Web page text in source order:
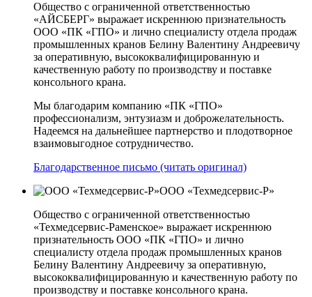
Общество с ограниченной ответственностью
«АЙСБЕРГ» выражает искреннюю признательность
ООО «ПК «ГПО» и лично специалисту отдела продаж
промышленных кранов Белину Валентину Андреевичу
за оперативную, высококвалифицированную и
качественную работу по производству и поставке
консольного крана.
Мы благодарим компанию «ПК «ГПО»
профессионализм, энтузиазм и доброжелательность.
Надеемся на дальнейшее партнерство и плодотворное
взаимовыгодное сотрудничество.
Благодарственное письмо (читать оригинал)
ООО «Техмедсервис-Р»
Общество с ограниченной ответственностью
«Техмедсервис-Раменское» выражает искреннюю
признательность ООО «ПК «ГПО» и лично
специалисту отдела продаж промышленных кранов
Белину Валентину Андреевичу за оперативную,
высококвалифицированную и качественную работу по
производству и поставке консольного крана.